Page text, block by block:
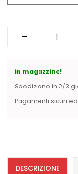
in magazzino!
Spedizione in 2/3
Pagamenti sicuri
DESCRIZIONE